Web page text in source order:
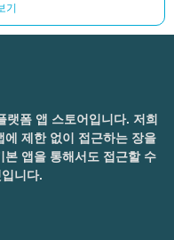
기
폼 앱 스토어입니다. 저희
제한 없이 접근하는 장을
앱을 통해서도 접근할 수
니다.